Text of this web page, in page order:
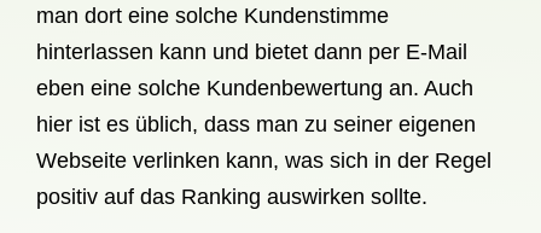
man dort eine solche Kundenstimme
hinterlassen kann und bietet dann per E-Mail
eben eine solche Kundenbewertung an. Auch
hier ist es üblich, dass man zu seiner eigenen
Webseite verlinken kann, was sich in der Regel
positiv auf das Ranking auswirken sollte.